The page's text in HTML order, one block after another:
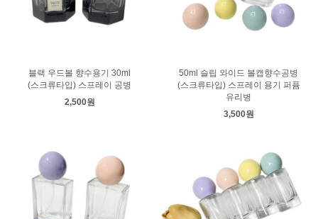
블랙 우드볼 향수용기 30ml
(스크류타입) 스프레이 공병
2,500원
50ml 슬립 와이드 볼캡향수공병
(스크류타입) 스프레이 용기 퍼퓸
유리병
3,500원